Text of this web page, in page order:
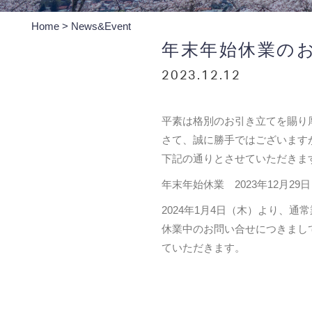
Home > News&Event
年末年始休業の
2023.12.12
平素は格別のお引き立てを賜り
さて、誠に勝手ではございま
下記の通りとさせていただきま
年末年始休業 2023年12月29
2024年1月4日（木）より、通常
休業中のお問い合せにつきま
ていただきます。